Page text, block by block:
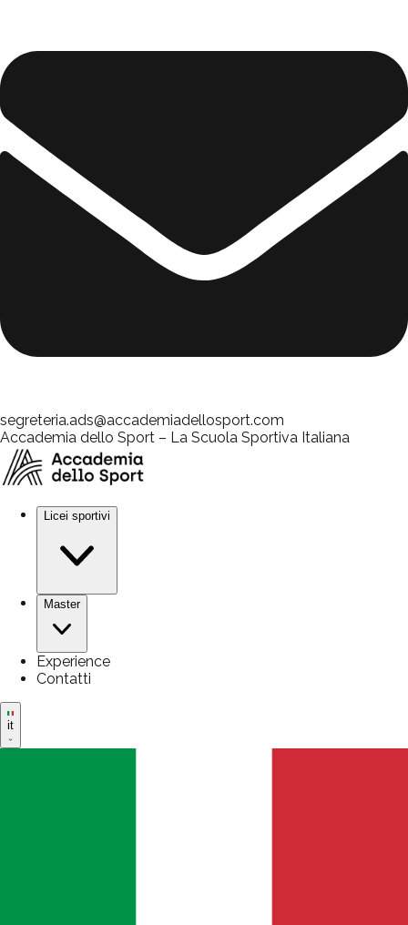
segreteria.ads@accademiadellosport.com
Accademia dello Sport – La Scuola Sportiva Italiana
Licei sportivi
Master
Experience
Contatti
it